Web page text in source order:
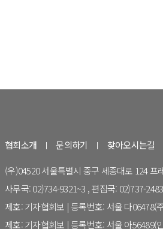
협회소개 문의하기 찾아오시는길
(우)04520 서울특별시 중구 세종대로 124 프
사무국: 02)734-9321~3 , 편집국: 02)737-
제호: 기자협회보 | 등록번호: 서울 다06478(
제호: 기자협회보 | 등록번호: 서울 아56489(